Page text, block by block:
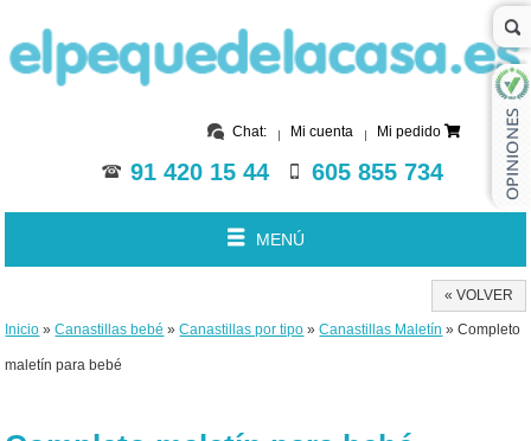
Chat: Mi cuenta Mi pedido
91 420 15 44 605 855 734
MENÚ
« VOLVER
Inicio »Canastillas bebé »Canastillas por tipo »Canastillas Maletín » Completo
maletín para bebé